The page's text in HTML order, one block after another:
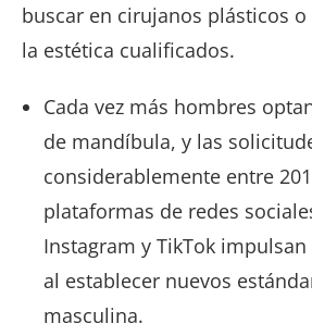
buscar en cirujanos plásticos
la estética cualificados.
Cada vez más hombres
de mandíbula, y las
considerablemente entre
plataformas de redes
Instagram y TikTok
al establecer nuevos
masculina.